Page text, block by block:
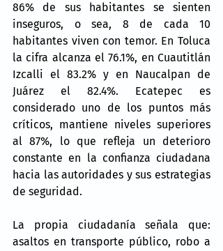
86% de sus habitantes se sienten
inseguros, o sea, 8 de cada 10
habitantes viven con temor. En Toluca
la cifra alcanza el 76.1%, en Cuautitlán
Izcalli el 83.2% y en Naucalpan de
Juárez el 82.4%. Ecatepec es
considerado uno de los puntos más
críticos, mantiene niveles superiores
al 87%, lo que refleja un deterioro
constante en la confianza ciudadana
hacia las autoridades y sus estrategias
de seguridad.
La propia ciudadanía señala que:
asaltos en transporte público, robo a